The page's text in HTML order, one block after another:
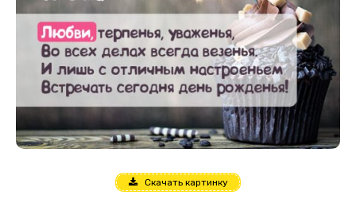
Скачать картинку